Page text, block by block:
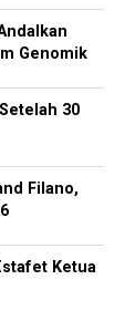
Genomik
30
Filano,
Ketua